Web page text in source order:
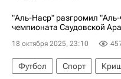
"Аль-Наср" разгромил "Аль-
чемпионата Саудовской
18 октября 2025, 23:10
Футбол Спорт